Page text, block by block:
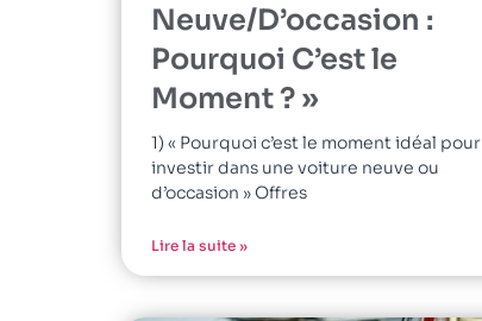
Neuve/D’occasion :
Pourquoi C’est le
Moment ? »
1) « Pourquoi c’est le moment idéal pour
investir dans une voiture neuve ou
d’occasion » Offres
Lire la suite »